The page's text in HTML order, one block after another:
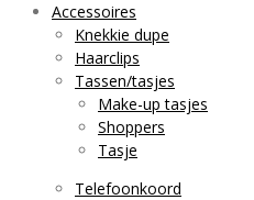
Accessoires
Knekkie dupe
Haarclips
Tassen/tasjes
Make-up tasjes
Shoppers
Tasje
Telefoonkoord